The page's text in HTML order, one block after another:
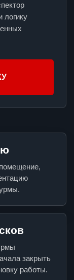
логику
закрыть
работы.